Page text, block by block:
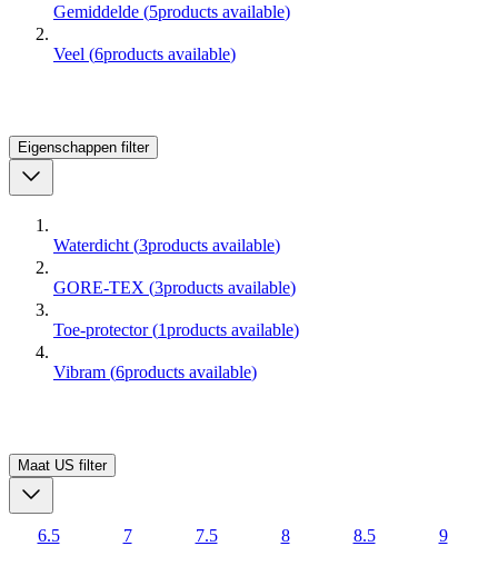
Gemiddelde (5products available)
Veel (6products available)
Eigenschappen filter
Waterdicht (3products available)
GORE-TEX (3products available)
Toe-protector (1products available)
Vibram (6products available)
Maat US filter
6.5 7 7.5 8 8.5 9